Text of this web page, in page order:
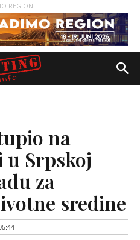
REGION
na
u Srpskoj
za
sredine